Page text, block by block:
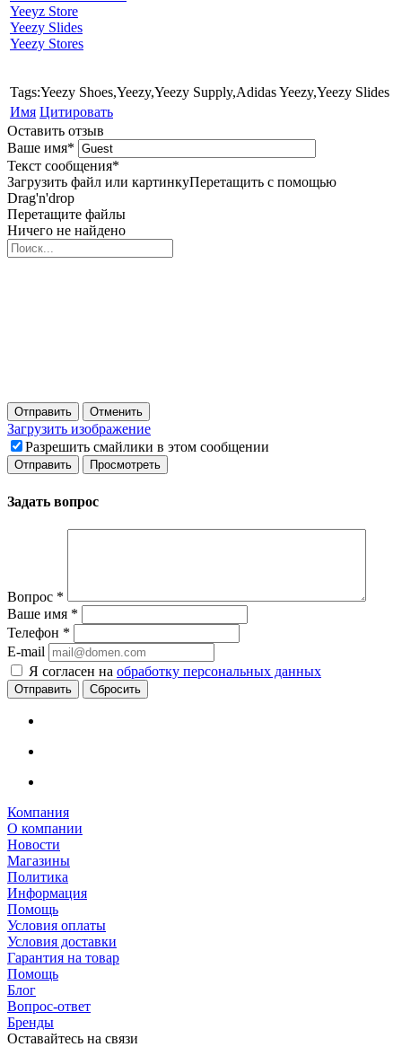
Yeeyz Store
Yeezy Slides
Yeezy Stores
Tags:Yeezy Shoes,Yeezy,Yeezy Supply,Adidas Yeezy,Yeezy Slides
Имя Цитировать
Оставить отзыв
Ваше имя*
Текст сообщения*
Загрузить файл или картинкуПеретащить с помощью
Drag'n'drop
Перетащите файлы
Ничего не найдено
Отправить Отменить
Загрузить изображение
Разрешить смайлики в этом сообщении
Задать вопрос
Вопрос *
Ваше имя *
Телефон *
E-mail
Я согласен на обработку персональных данных
Сбросить
Компания
О компании
Новости
Магазины
Политика
Информация
Помощь
Условия оплаты
Условия доставки
Гарантия на товар
Помощь
Блог
Вопрос-ответ
Бренды
Оставайтесь на связи